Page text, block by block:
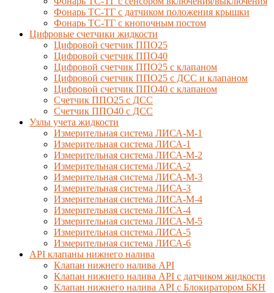
Фонарь ТС-ТГ с датчиком положения крышки
Фонарь ТС-ТГ с кнопочным постом
Цифровые счетчики жидкости
Цифровой счетчик ППО25
Цифровой счетчик ППО40
Цифровой счетчик ППО25 с клапаном
Цифровой счетчик ППО25 с ДСС и клапаном
Цифровой счетчик ППО40 с клапаном
Счетчик ППО25 с ДСС
Счетчик ППО40 с ДСС
Узлы учета жидкости
Измерительная система ЛИСА-М-1
Измерительная система ЛИСА-1
Измерительная система ЛИСА-М-2
Измерительная система ЛИСА-2
Измерительная система ЛИСА-М-3
Измерительная система ЛИСА-3
Измерительная система ЛИСА-М-4
Измерительная система ЛИСА-4
Измерительная система ЛИСА-М-5
Измерительная система ЛИСА-5
Измерительная система ЛИСА-6
API клапаны нижнего налива
Клапан нижнего налива API
Клапан нижнего налива API с датчиком жидкости
Клапан нижнего налива API с Блокиратором БКН